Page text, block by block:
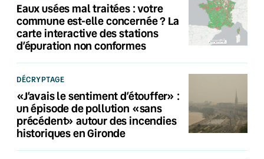
Eaux usées mal traitées : votre
commune est-elle concernée ? La
carte interactive des stations
d’épuration non conformes
DÉCRYPTAGE
«J’avais le sentiment d’étouffer» :
un épisode de pollution «sans
précédent» autour des incendies
historiques en Gironde